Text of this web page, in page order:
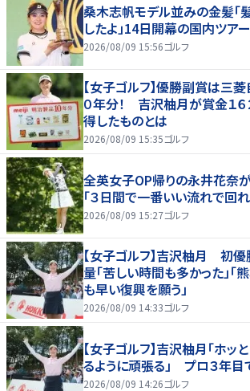
桑木志帆モデル並みの金髪「
したよ」14日開幕の国内ツア
2026/08/09 15:56ゴルフ
【女子ゴルフ】優勝副賞は三
０年分！ 吉沢柚月が賞金１
得したものとは
2026/08/09 15:35ゴルフ
全英女子OP帰りの永井花奈
「３日間で一番いい流れで回れ
2026/08/09 15:27ゴルフ
【女子ゴルフ】吉沢柚月 初
量「苦しい時間も多かった」「
も早い復興を願う」
2026/08/09 14:33ゴルフ
【女子ゴルフ】吉沢柚月「ホッ
るように頑張る」 プロ３年
2026/08/09 14:26ゴルフ